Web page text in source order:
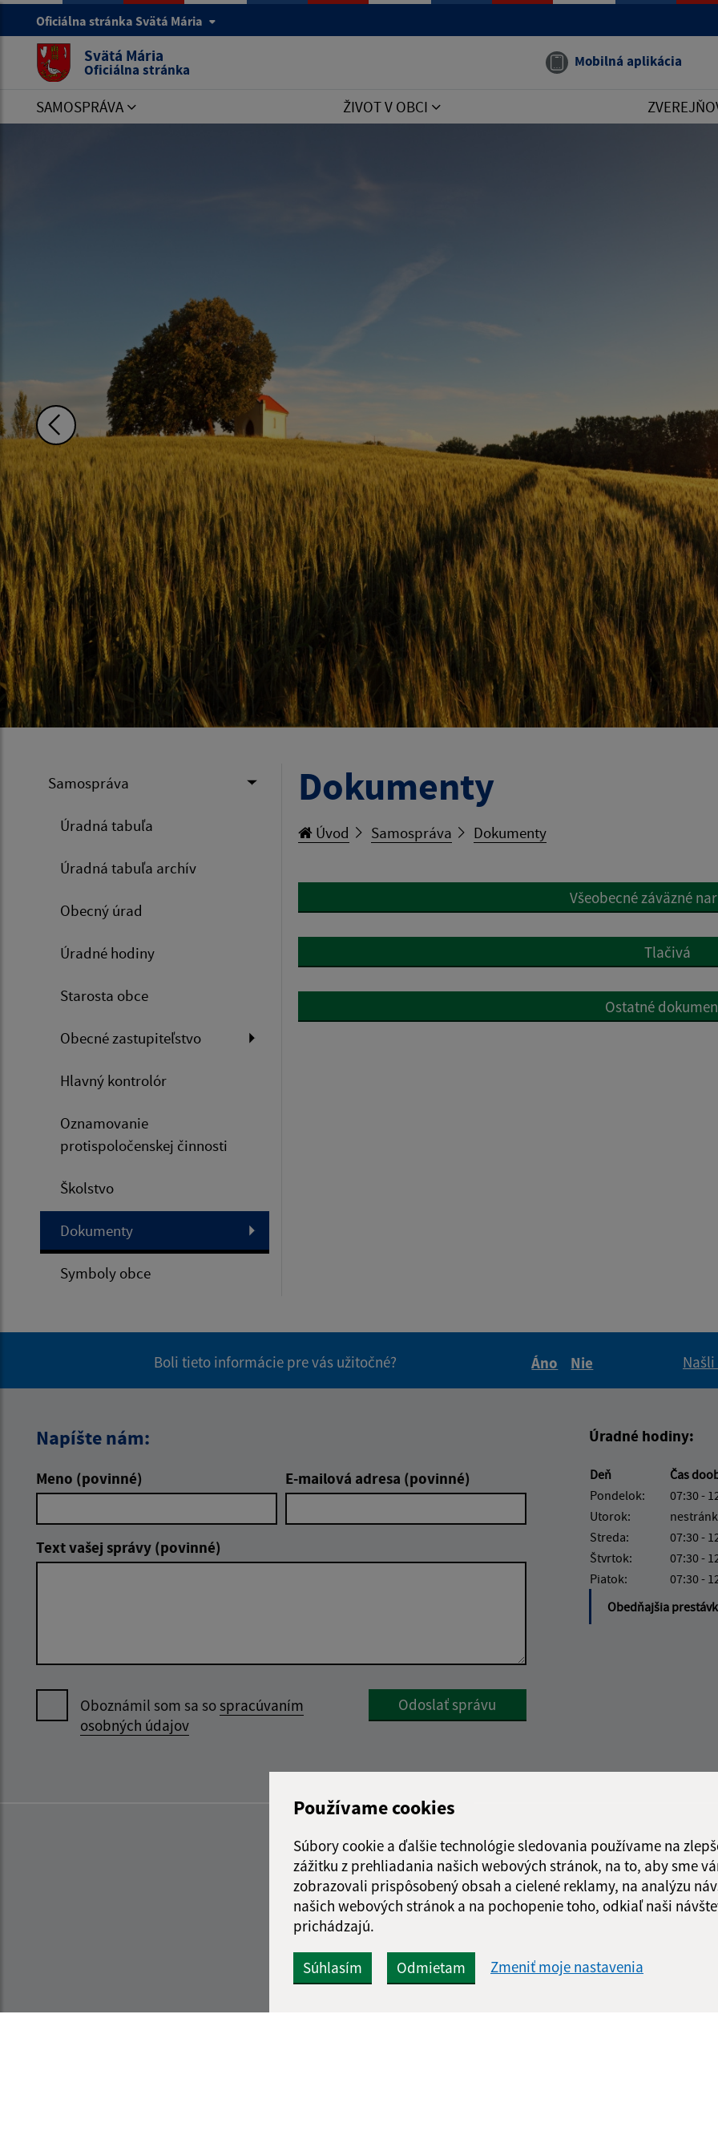
Používame cookies
Súbory cookie a ďalšie technológie sledovania používame na
zážitku z prehliadania našich webových stránok, na to, aby sme
zobrazovali prispôsobený obsah a cielené reklamy, na analýzu
našich webových stránok a na pochopenie toho, odkiaľ naši
prichádzajú.
Súhlasím Odmietam Zmeniť moje nastavenia
Oficiálna stránka Svätá Mária
Svätá Mária
Oficiálna stránka Mobilná aplikácia
SAMOSPRÁVA ŽIVOT V OBCI
Samospráva
Úradná tabuľa
Úradná tabuľa archív
Obecný úrad
Úradné hodiny
Starosta obce
Obecné zastupiteľstvo
Hlavný kontrolór
Oznamovanie
protispoločenskej činnosti
Školstvo
Dokumenty
Symboly obce
Dokumenty
Úvod Samospráva Dokumenty
Všeobecné záväzné
Tlačivá
Ostatné
Boli tieto informácie pre vás užitočné?
Áno
Nie
Napíšte nám:
Meno (povinné) E-mailová adresa (povinné)
Text vašej správy (povinné)
Oboznámil som sa sospracúvaním
osobných údajov
Google reCaptcha Response
Odoslať správu
Úradné hodiny:
Deň Čas
Pondelok:
07:30 -
Utorok:
Streda:
07:30 -
Štvrtok:
07:30 -
Piatok:
07:30 -
Obedňajšia